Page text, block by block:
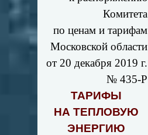
Комитета
по ценам и тарифам
Московской области
от 20 декабря 2019 г.
№ 435-Р
ТАРИФЫ
НА ТЕПЛОВУЮ
ЭНЕРГИЮ